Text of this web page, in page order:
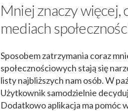
Mniej znaczy więcej,
mediach
Sposobem zatrzymania coraz
społecznościowych stają się
listy najbliższych nam osób. W
Użytkownik samodzielnie
Dodatkowo aplikacja ma pomóc